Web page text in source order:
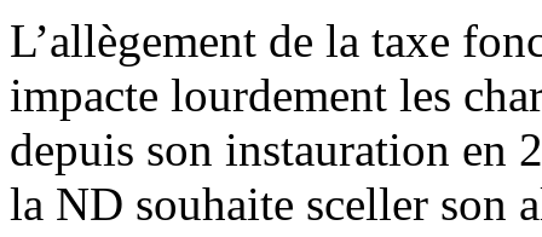
L’allègement de la taxe
impacte lourdement les
depuis son instauration en
la ND souhaite sceller son